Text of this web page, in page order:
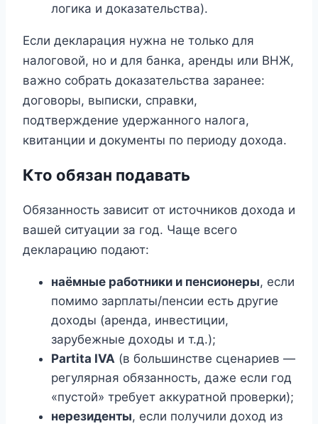
логика и доказательства).
Если декларация нужна не только для
налоговой, но и для банка, аренды или ВНЖ,
важно собрать доказательства заранее:
договоры, выписки, справки,
подтверждение удержанного налога,
квитанции и документы по периоду дохода.
Кто обязан подавать
Обязанность зависит от источников дохода и
вашей ситуации за год. Чаще всего
декларацию подают:
наёмные работники и пенсионеры, если
помимо зарплаты/пенсии есть другие
доходы (аренда, инвестиции,
зарубежные доходы и т.д.);
Partita IVA (в большинстве сценариев —
регулярная обязанность, даже если год
«пустой» требует аккуратной проверки);
нерезиденты, если получили доход из